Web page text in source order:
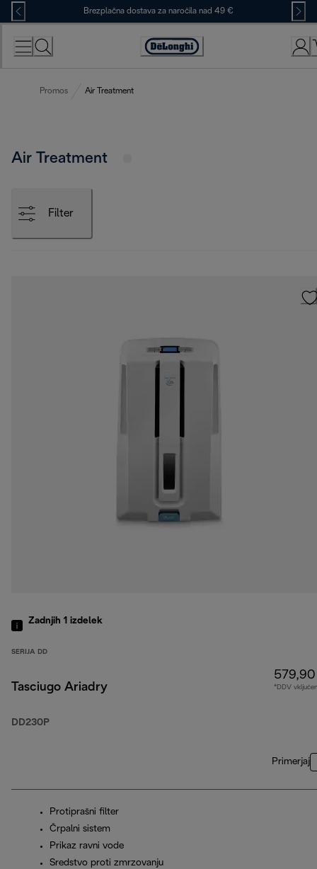
Skip
to
Content
Brezplačna dostava za naročila nad 49 €
Accessibility
Promos Air Treatment
Air Treatment
Filter
Zadnjih 1 izdelek
SERIJA DD
Tasciugo Ariadry
DD230P
*DDV vključen
Primerjaj
Protiprašni filter
Črpalni sistem
Prikaz ravni vode
Sredstvo proti zmrzovanju